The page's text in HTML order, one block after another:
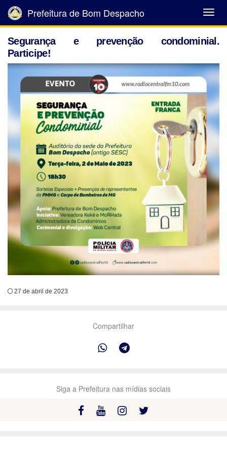
Abrir
Menu
Prefeitura de Bom Despacho
Segurança e prevenção condominial.
Participe!
27 de abril de 2023
Compartilhar
Siga a Prefeitura nas mídias sociais